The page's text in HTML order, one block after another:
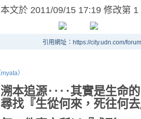
本文於 2011/09/15 17:19 修改第 1
引用網址：https://city.udn.com/
）
溯本追源‥‥其實是生命
尋找『生從何來，死往何